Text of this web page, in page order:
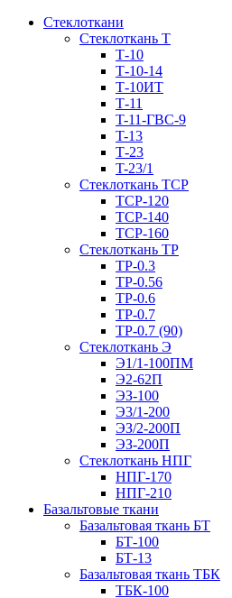
Стеклоткани
Стеклоткань Т
Т-10
Т-10-14
Т-10ИТ
Т-11
T-11-ГВС-9
T-13
Т-23
T-23/1
Стеклоткань ТСР
ТСР-120
ТСР-140
ТСР-160
Стеклоткань ТР
ТР-0.3
ТР-0.56
ТР-0.6
ТР-0.7
ТР-0.7 (90)
Стеклоткань Э
Э1/1-100ПМ
Э2-62П
ЭЗ-100
Э3/1-200
ЭЗ/2-200П
ЭЗ-200П
Стеклоткань НПГ
НПГ-170
НПГ-210
Базальтовые ткани
Базальтовая ткань БТ
БТ-100
БТ-13
Базальтовая ткань ТБК
ТБК-100